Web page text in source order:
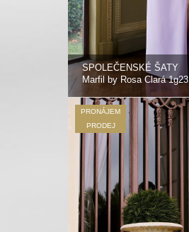
SPOLEČENSKÉ ŠATY
Marfil by Rosa Clará 1g23
PRONÁJEM
PRODEJ